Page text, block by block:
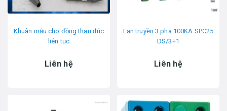
Khuân mẫu cho đồng thau đúc
liên tục
Liên hệ
Lan truyền 3 pha 100KA SPC25
DS/3+1
Liên hệ